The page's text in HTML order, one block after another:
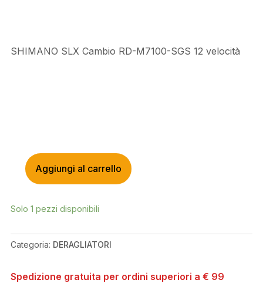
SHIMANO SLX Cambio RD-M7100-SGS 12 velocità
SHIMANO
RD-
SGS
QUANTITÀ
Aggiungi al carrello
Solo 1 pezzi disponibili
Categoria: DERAGLIATORI
Spedizione gratuita per ordini superiori a € 99